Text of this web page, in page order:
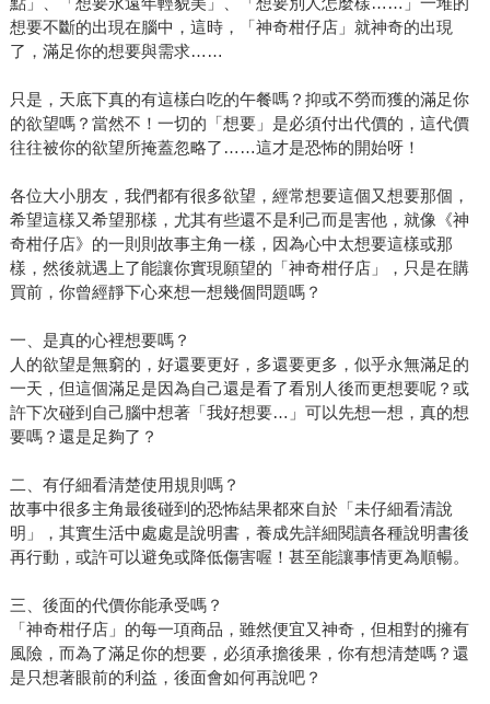
想要不斷的出現在腦中，這時，「神奇柑仔店」就神奇的出現
了，滿足你的想要與需求……
只是，天底下真的有這樣白吃的午餐嗎？抑或不勞而獲的滿足你
的欲望嗎？當然不！一切的「想要」是必須付出代價的，這代價
往往被你的欲望所掩蓋忽略了……這才是恐怖的開始呀！
各位大小朋友，我們都有很多欲望，經常想要這個又想要那個，
希望這樣又希望那樣，尤其有些還不是利己而是害他，就像《神
奇柑仔店》的一則則故事主角一樣，因為心中太想要這樣或那
樣，然後就遇上了能讓你實現願望的「神奇柑仔店」，只是在購
買前，你曾經靜下心來想一想幾個問題嗎？
一、是真的心裡想要嗎？
人的欲望是無窮的，好還要更好，多還要更多，似乎永無滿足的
一天，但這個滿足是因為自己還是看了看別人後而更想要呢？或
許下次碰到自己腦中想著「我好想要…」可以先想一想，真的想
要嗎？還是足夠了？
二、有仔細看清楚使用規則嗎？
故事中很多主角最後碰到的恐怖結果都來自於「未仔細看清說
明」，其實生活中處處是說明書，養成先詳細閱讀各種說明書後
再行動，或許可以避免或降低傷害喔！甚至能讓事情更為順暢。
三、後面的代價你能承受嗎？
「神奇柑仔店」的每一項商品，雖然便宜又神奇，但相對的擁有
風險，而為了滿足你的想要，必須承擔後果，你有想清楚嗎？還
是只想著眼前的利益，後面會如何再說吧？